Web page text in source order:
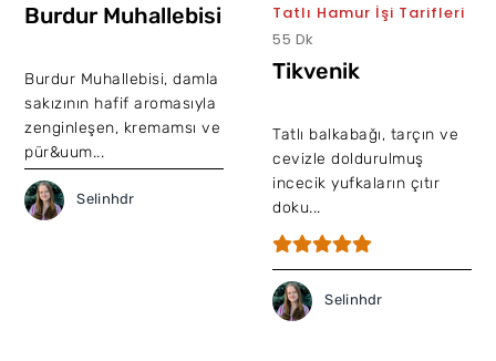
Burdur Muhallebisi
Burdur Muhallebisi, damla
sakızının hafif aromasıyla
zenginleşen, kremamsı ve
pür&uum...
Selinhdr
Tatlı Hamur İşi Tarifleri
55 Dk
Tikvenik
Tatlı balkabağı, tarçın ve
cevizle doldurulmuş
incecik yufkaların çıtır
doku...
Selinhdr